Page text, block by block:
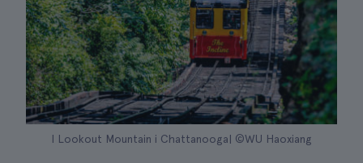
I Lookout Mountain i Chattanooga| ©WU Haoxiang